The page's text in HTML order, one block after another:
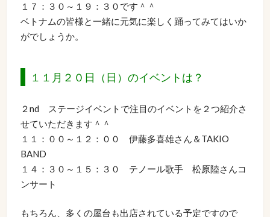
１７：３０～１９：３０です＾＾
ベトナムの皆様と一緒に元気に楽しく踊ってみてはいか
がでしょうか。
１１月２０日（日）のイベントは？
２nd ステージイベントで注目のイベントを２つ紹介さ
せていただきます＾＾
１１：００～１２：００ 伊藤多喜雄さん＆TAKIO
BAND
１４：３０～１５：３０ テノール歌手 松原陸さんコ
ンサート
もちろん、多くの屋台も出店されている予定ですので